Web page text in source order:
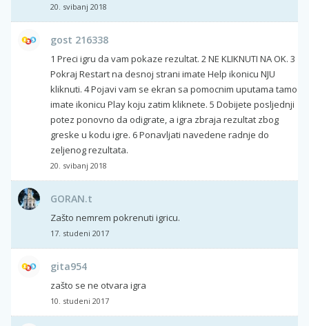
20. svibanj 2018
gost 216338
1 Preci igru da vam pokaze rezultat. 2 NE KLIKNUTI NA OK. 3
Pokraj Restart na desnoj strani imate Help ikonicu NJU
kliknuti. 4 Pojavi vam se ekran sa pomocnim uputama tamo
imate ikonicu Play koju zatim kliknete. 5 Dobijete posljednji
potez ponovno da odigrate, a igra zbraja rezultat zbog
greske u kodu igre. 6 Ponavljati navedene radnje do
zeljenog rezultata.
20. svibanj 2018
GORAN.t
Zašto nemrem pokrenuti igricu.
17. studeni 2017
gita954
zašto se ne otvara igra
10. studeni 2017